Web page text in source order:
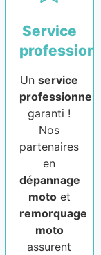
Service
Unservice
professionnel
garanti !
Nos
partenaires
en
dépannage
motoet
remorquage
moto
assurent